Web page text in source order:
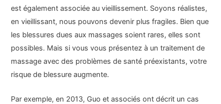
est également associée au vieillissement. Soyons réalistes,
en vieillissant, nous pouvons devenir plus fragiles. Bien que
les blessures dues aux massages soient rares, elles sont
possibles. Mais si vous vous présentez à un traitement de
massage avec des problèmes de santé préexistants, votre
risque de blessure augmente.
Par exemple, en 2013, Guo et associés ont décrit un cas